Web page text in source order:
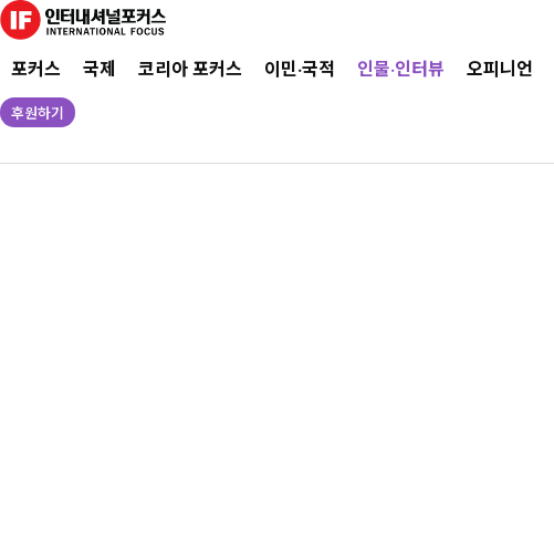
포커스 국제 코리아 포커스 이민·국적 인물·인터뷰 오피니언
후원하기